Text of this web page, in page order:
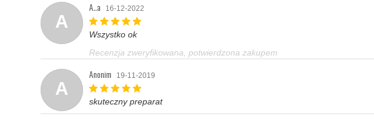
A
A..a 16-12-2022
Wszystko ok
Recenzja zweryfikowana, potwierdzona zakupem
A
Anonim 19-11-2019
skuteczny preparat